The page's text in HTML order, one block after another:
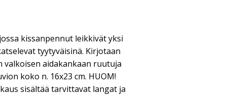
kissanpennut leikkivät yksi
tyytyväisinä. Kirjotaan
aidakankaan ruutuja
koko n. 16x23 cm. HUOM!
sisältää tarvittavat langat ja